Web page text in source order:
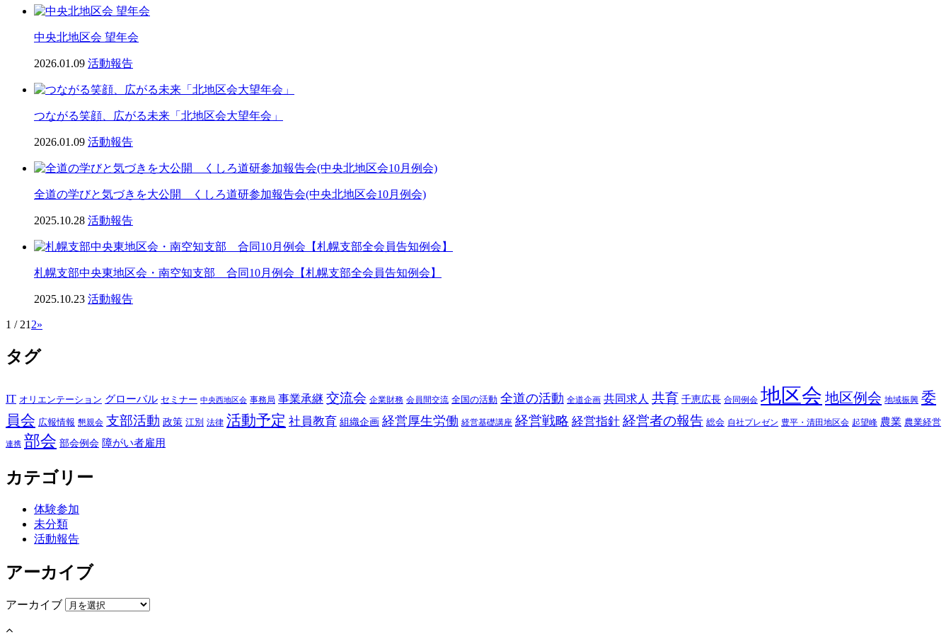
中央北地区会 望年会
2026.01.09 活動報告
つながる笑顔、広がる未来「北地区会大望年会」
2026.01.09 活動報告
全道の学びと気づきを大公開 くしろ道研参加報告会(中央北地区会10月例会)
2025.10.28 活動報告
札幌支部中央東地区会・南空知支部 合同10月例会【札幌支部全会員告知例会】
2025.10.23 活動報告
1 / 21 2»
タグ
IT オリエンテーション グローバル セミナー 中央西地区会 事務局 事業承継 交流会 企業財務 会員間交流 全国の活動 全道の活動 全道企画 共同求人 共育 千恵広長 合同例会 地区会 地区例会 地域振興 委
員会 広報情報 懇親会 支部活動 政策 江別 法律 活動予定 社員教育 組織企画 経営厚生労働 経営基礎講座 経営戦略 経営指針 経営者の報告 総会 自社プレゼン 豊平・清田地区会 起望峰 農業 農業経営
連携 部会 部会例会 障がい者雇用
カテゴリー
体験参加
未分類
活動報告
アーカイブ
アーカイブ